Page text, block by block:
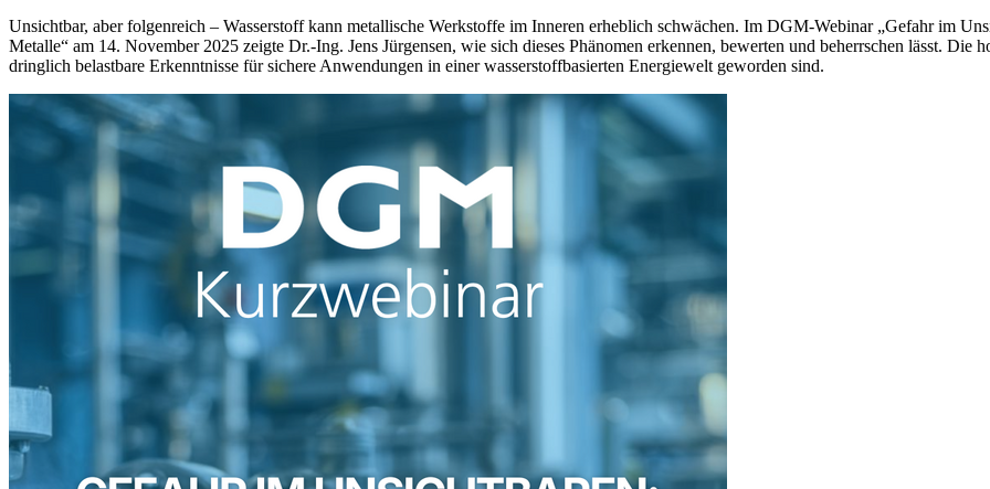
Unsichtbar, aber folgenreich – Wasserstoff kann metallische Werkstoffe im Inneren erheblich schwächen. Im DGM-Webinar „Gefahr im
Metalle“ am 14. November 2025 zeigte Dr.-Ing. Jens Jürgensen, wie sich dieses Phänomen erkennen, bewerten und beherrschen lässt.
dringlich belastbare Erkenntnisse für sichere Anwendungen in einer wasserstoffbasierten Energiewelt geworden sind.